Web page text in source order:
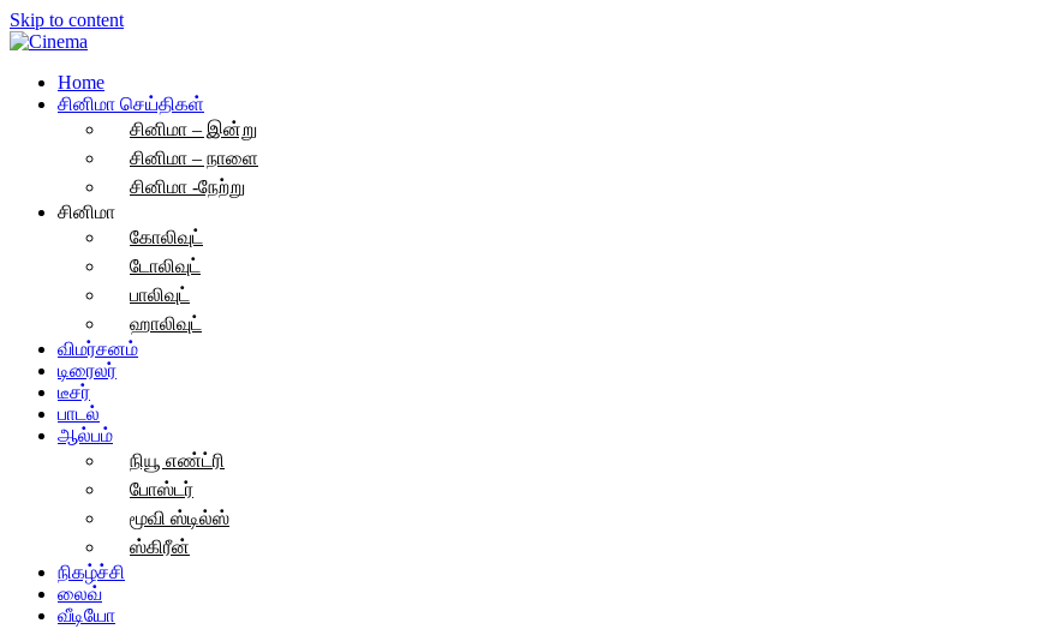
Skip to content
Home
சினிமா செய்திகள்
சினிமா – இன்று
சினிமா – நாளை
சினிமா -நேற்று
சினிமா
கோலிவுட்
டோலிவுட்
பாலிவுட்
ஹாலிவுட்
விமர்சனம்
டிரைலர்
டீசர்
பாடல்
ஆல்பம்
நியூ எண்ட்ரி
போஸ்டர்
மூவி ஸ்டில்ஸ்
ஸ்கிரீன்
நிகழ்ச்சி
லைவ்
வீடியோ